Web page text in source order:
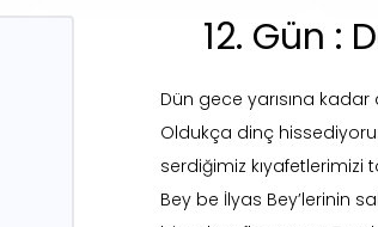
12. Gün :
Dün gece yarısına
Oldukça dinç
serdiğimiz kıyafetlerimizi
Bey be İlyas Bey’lerinin